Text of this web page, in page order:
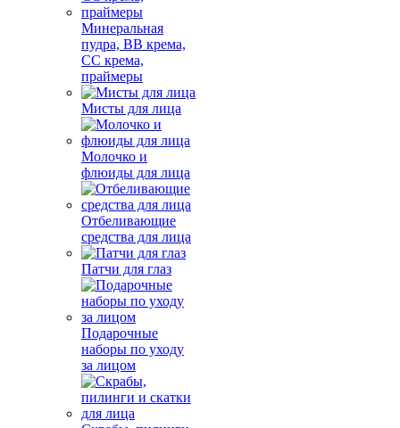
Минеральная
пудра, BB крема,
СС крема,
праймеры
Мисты для лица
Молочко и
флюиды для лица
Отбеливающие
средства для лица
Патчи для глаз
Подарочные
наборы по уходу
за лицом